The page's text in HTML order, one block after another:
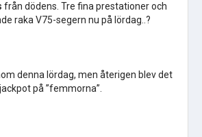
från dödens. Tre fina prestationer och
raka V75-segern nu på lördag..?
denna lördag, men återigen blev det
på ”femmorna”.